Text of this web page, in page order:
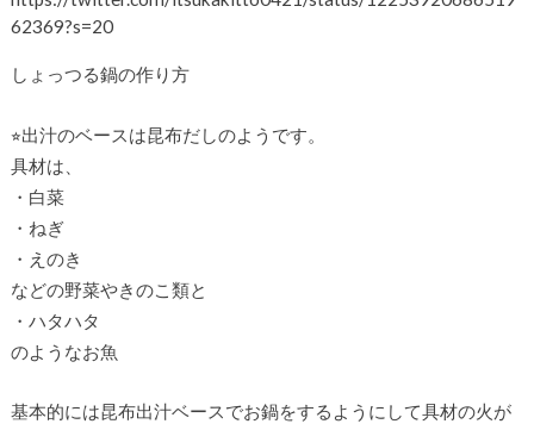
62369?s=20
しょっつる鍋の作り方
⭐︎出汁のベースは昆布だしのようです。
具材は、
・白菜
・ねぎ
・えのき
などの野菜やきのこ類と
・ハタハタ
のようなお魚
基本的には昆布出汁ベースでお鍋をするようにして具材の火が